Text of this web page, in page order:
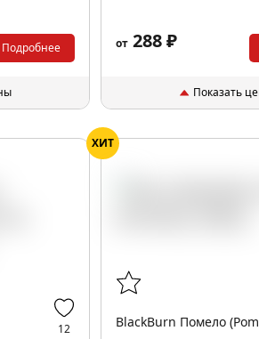
Подробнее от288 ₽
Показать
12
ХИТ
BlackBurn Помело